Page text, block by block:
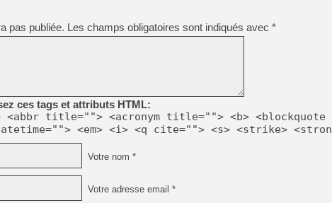
[Mo5] Brickboy cherche à
[GK] Minecraft et ses «
[GK] Beast of
[GK] Ubisoft : fin de partie
[GK] Mémoire cash -
[GK] Dan Houser (GTA)
[GK] Comment EA Sports
[GK] Crimson Moon : un
[GK] Isle of Reveries : le
[GK] Moonlighter 2 : The
pas publiée. Les champs obligatoires sont indiqués avec *
ces tags et attributs HTML:
title=""> <acronym title=""> <b> <blockquote
<em> <i> <q cite=""> <s> <strike>
Votre nom *
Votre adresse email *